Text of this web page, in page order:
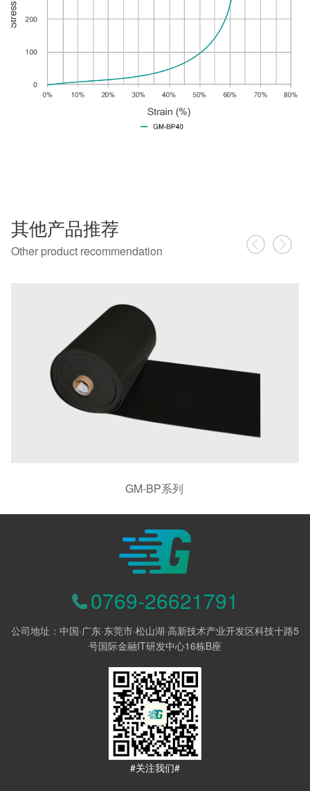
其他产品推荐
Other product recommendation
GM-BP系列
0769-26621791
公司地址：中国·广东·东莞市·松山湖·高新技术产业开发区科技十路5
号国际金融IT研发中心16栋B座
#关注我们#